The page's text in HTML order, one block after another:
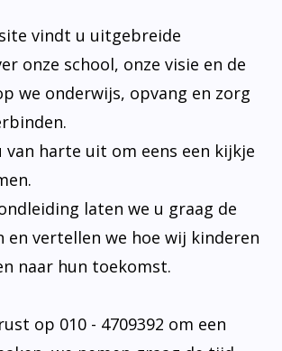
vindt u uitgebreide
onze school, onze visie en de
we onderwijs, opvang en zorg
van harte uit om eens een kijkje
laten we u graag de
en vertellen we hoe wij kinderen
naar hun toekomst.
op 010 - 4709392 om een